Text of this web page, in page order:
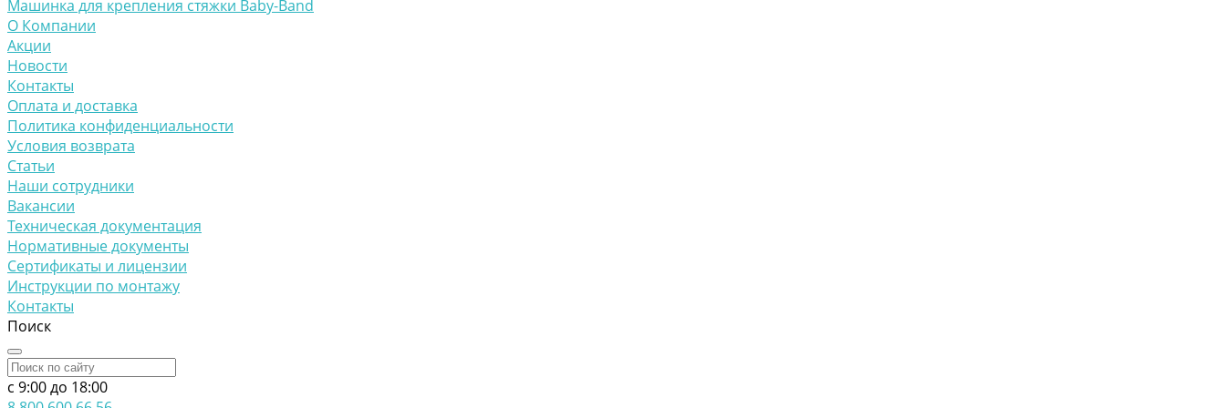
Машинка для крепления стяжки Baby-Band
О Компании
Акции
Новости
Контакты
Оплата и доставка
Политика конфиденциальности
Условия возврата
Статьи
Наши сотрудники
Вакансии
Техническая документация
Нормативные документы
Сертификаты и лицензии
Инструкции по монтажу
Контакты
Поиск
c 9:00 до 18:00